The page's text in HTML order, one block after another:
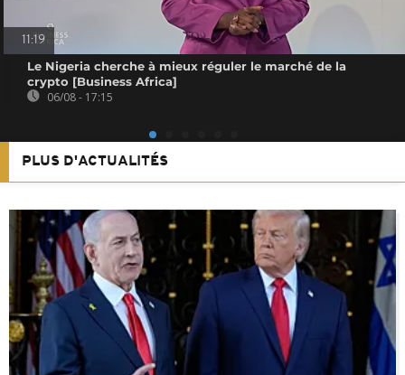
11:19
Le Nigeria cherche à mieux réguler le marché de la
crypto [Business Africa]
06/08 - 17:15
PLUS D'ACTUALITÉS